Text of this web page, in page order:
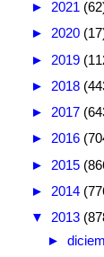
► 2021
► 2020
► 2019
► 2018
► 2017
► 2016
► 2015
► 2014
▼ 2013
►